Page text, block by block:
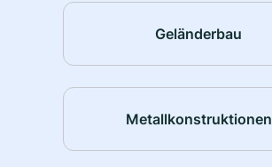
Geländerbau
Metallkonstruktionen